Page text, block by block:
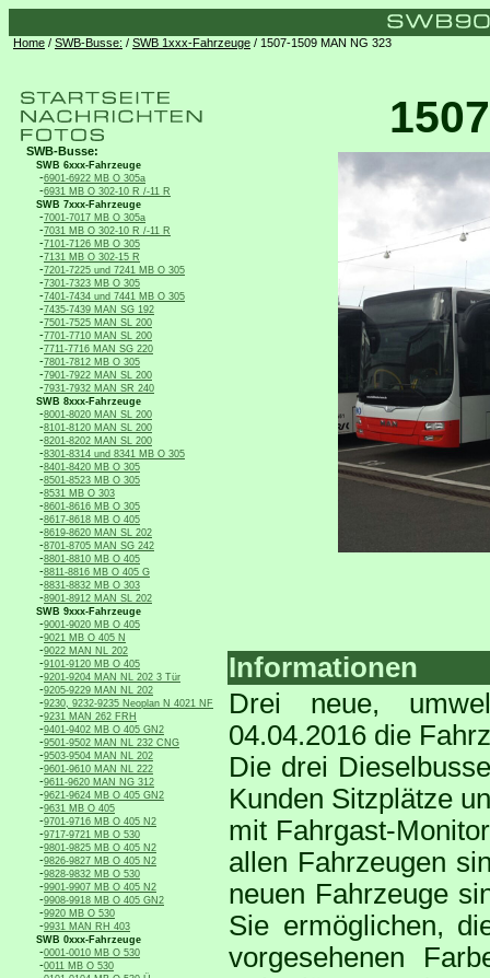
Home / SWB-Busse: / SWB 1xxx-Fahrzeuge / 1507-1509 MAN NG 323
SWB-Busse:
SWB 6xxx-Fahrzeuge
-6901-6922 MB O 305a
-6931 MB O 302-10 R /-11 R
SWB 7xxx-Fahrzeuge
-7001-7017 MB O 305a
-7031 MB O 302-10 R /-11 R
-7101-7126 MB O 305
-7131 MB O 302-15 R
-7201-7225 und 7241 MB O 305
-7301-7323 MB O 305
-7401-7434 und 7441 MB O 305
-7435-7439 MAN SG 192
-7501-7525 MAN SL 200
-7701-7710 MAN SL 200
-7711-7716 MAN SG 220
-7801-7812 MB O 305
-7901-7922 MAN SL 200
-7931-7932 MAN SR 240
SWB 8xxx-Fahrzeuge
-8001-8020 MAN SL 200
-8101-8120 MAN SL 200
-8201-8202 MAN SL 200
-8301-8314 und 8341 MB O 305
-8401-8420 MB O 305
-8501-8523 MB O 305
-8531 MB O 303
-8601-8616 MB O 305
-8617-8618 MB O 405
-8619-8620 MAN SL 202
-8701-8705 MAN SG 242
-8801-8810 MB O 405
-8811-8816 MB O 405 G
-8831-8832 MB O 303
-8901-8912 MAN SL 202
SWB 9xxx-Fahrzeuge
-9001-9020 MB O 405
-9021 MB O 405 N
-9022 MAN NL 202
-9101-9120 MB O 405
-9201-9204 MAN NL 202 3 Tür
-9205-9229 MAN NL 202
-9230, 9232-9235 Neoplan N 4021 NF
-9231 MAN 262 FRH
-9401-9402 MB O 405 GN2
-9501-9502 MAN NL 232 CNG
-9503-9504 MAN NL 202
-9601-9610 MAN NL 222
-9611-9620 MAN NG 312
-9621-9624 MB O 405 GN2
-9631 MB O 405
-9701-9716 MB O 405 N2
-9717-9721 MB O 530
-9801-9825 MB O 405 N2
-9826-9827 MB O 405 N2
-9828-9832 MB O 530
-9901-9907 MB O 405 N2
-9908-9918 MB O 405 GN2
-9920 MB O 530
-9931 MAN RH 403
SWB 0xxx-Fahrzeuge
-0001-0010 MB O 530
-0011 MB O 530
Informationen
Drei neue,
04.04.2016 die
Die drei
Kunden Sitzplätze
mit Fahrgast-
allen Fahrzeugen
neuen Fahrzeuge
Sie ermöglichen,
vorgesehenen